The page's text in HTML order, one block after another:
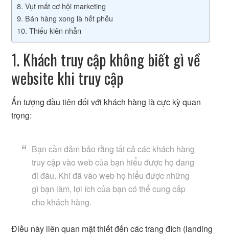
8. Vụt mất cơ hội marketing
9. Bán hàng xong là hết phễu
10. Thiếu kiên nhẫn
1. Khách truy cập không biết gì về
website khi truy cập
Ấn tượng đầu tiên đối với khách hàng là cực kỳ quan
trọng:
Bạn cần đảm bảo rằng tất cả các khách hàng
truy cập vào web của bạn hiểu được họ đang
đi đâu. Khi đã vào web họ hiểu được những
gì bạn làm, lợi ích của bạn có thể cung cấp
cho khách hàng.
Điều này liên quan mật thiết đến các trang đích (landing